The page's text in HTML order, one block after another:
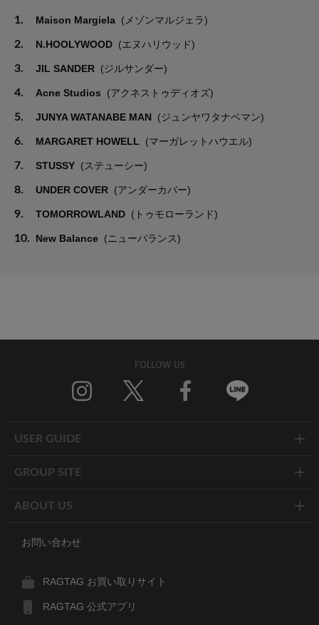
1. Maison Margiela (メゾンマルジェラ)
2. N.HOOLYWOOD (エヌハリウッド)
3. JIL SANDER (ジルサンダー)
4. Acne Studios (アクネストゥディオズ)
5. JUNYA WATANABE MAN (ジュンヤワタナベマン)
6. MARGARET HOWELL (マーガレットハウエル)
7. STUSSY (ステューシー)
8. UNDER COVER (アンダーカバー)
9. TOMORROWLAND (トゥモローランド)
10. New Balance (ニューバランス)
FOLLOW US
USER GUIDE
GROUP SITE
ABOUT US
お問い合わせ
RAGTAG お買い取りサイト
RAGTAG 公式アプリ